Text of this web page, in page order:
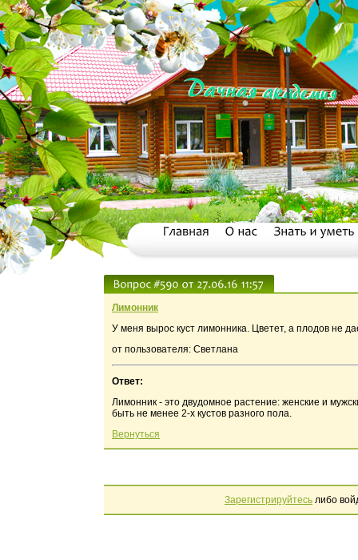
Лимонник
У меня вырос куст лимонника. Цветет, а плодов не
от пользователя: Светлана
Ответ:
Лимонник - это двудомное растение: женские и
быть не менее 2-х кустов разного пола.
Вернуться
Зарегистрируйтесь либо